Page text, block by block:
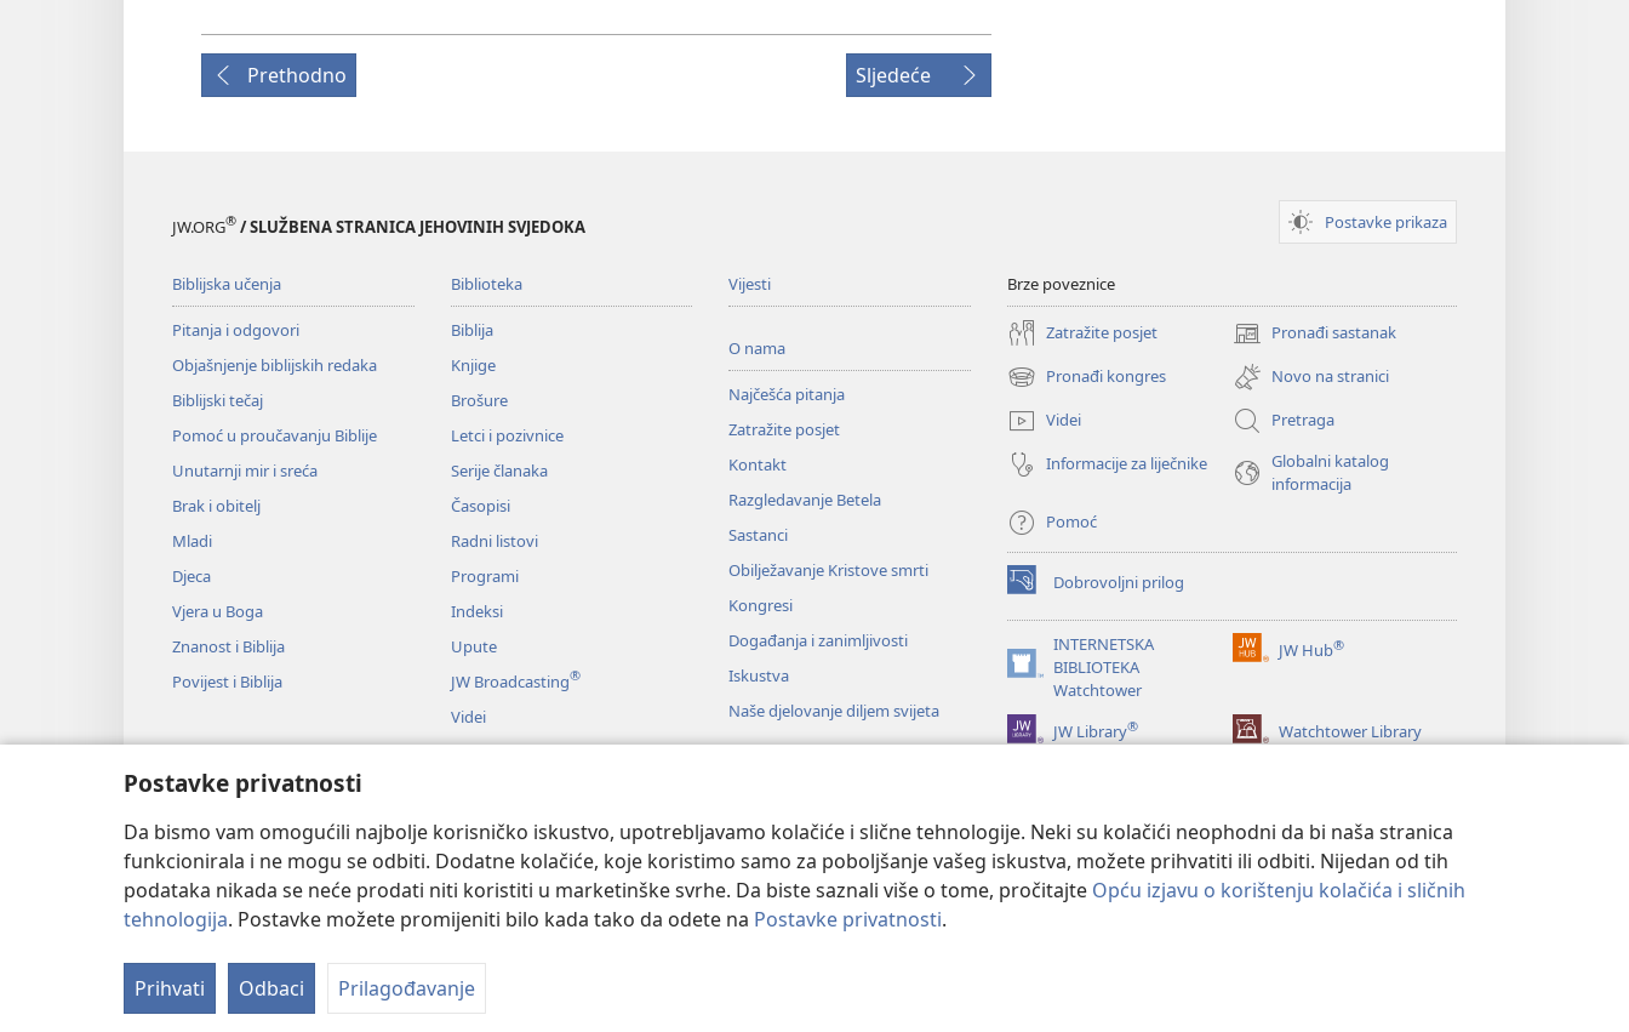
Postavke privatnosti
Da bismo vam omogućili najbolje korisničko iskustvo, upotrebljavamo kolačiće i slične tehnologije. Neki su kolačići neophodni da bi naša stranica
funkcionirala i ne mogu se odbiti. Dodatne kolačiće, koje koristimo samo za poboljšanje vašeg iskustva, možete prihvatiti ili odbiti. Nijedan od tih
podataka nikada se neće prodati niti koristiti u marketinške svrhe. Da biste saznali više o tome, pročitajte Opću izjavu o korištenju kolačića i sličnih
tehnologija. Postavke možete promijeniti bilo kada tako da odete na Postavke privatnosti.
Prihvati Odbaci Prilagođavanje
Prethodno Sljedeće
JW.ORG® / SLUŽBENA STRANICA JEHOVINIH SVJEDOKA Postavke prikaza
Biblijska učenja
Pitanja i odgovori
Objašnjenje biblijskih redaka
Biblijski tečaj
Pomoć u proučavanju Biblije
Unutarnji mir i sreća
Brak i obitelj
Mladi
Djeca
Vjera u Boga
Znanost i Biblija
Povijest i Biblija
Biblioteka
Biblija
Knjige
Brošure
Letci i pozivnice
Serije članaka
Časopisi
Radni listovi
Programi
Indeksi
Upute
JW Broadcasting®
Videi
Glazba
Dramsko čitanje Biblije
Vijesti
O nama
Najčešća pitanja
Zatražite posjet
Kontakt
Razgledavanje Betela
Sastanci
Obilježavanje Kristove smrti
Kongresi
Događanja i zanimljivosti
Iskustva
Naše djelovanje diljem svijeta
Brze poveznice
Zatražite posjet Pronađi sastanak
(otvara
se
novi
prozor)
Pronađi kongres
(otvara
se
novi
prozor)
Novo na stranici
Videi
Pretraga
Informacije za liječnike
Globalni katalog
informacija
Pomoć
Dobrovoljni prilog
(otvara
se
prozor)
INTERNETSKA
BIBLIOTEKA
Watchtower
(otvara
novi
prozor)
JW Hub®
(otvara
prozor)
JW Library® Watchtower Library
Copyright© 2026 Watch Tower Bible and Tract Society of Pennsylvania. UVJETI KORIŠTENJA